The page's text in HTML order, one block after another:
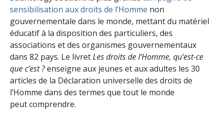
sensibilisation aux droits de l’Homme non
gouvernementale dans le monde, mettant du matériel
éducatif à la disposition des particuliers, des
associations et des organismes gouvernementaux
dans 82 pays. Le livretLes droits de l’Homme, qu’est-ce
que c’est ?enseigne aux jeunes et aux adultes les 30
articles de la Déclaration universelle des droits de
l’Homme dans des termes que tout le monde
peut comprendre.